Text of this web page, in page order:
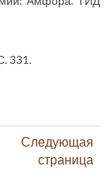
331.
Следующая
страница